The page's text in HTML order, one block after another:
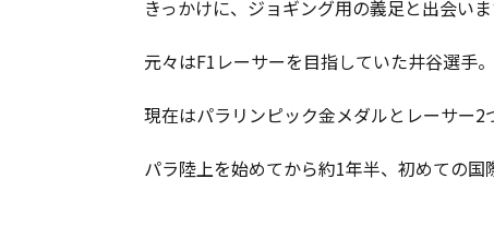
きっかけに、ジョギング用の義足と出会いま
元々はF1レーサーを目指していた井谷選手。
現在はパラリンピック金メダルとレーサー2
パラ陸上を始めてから約1年半、初めての国